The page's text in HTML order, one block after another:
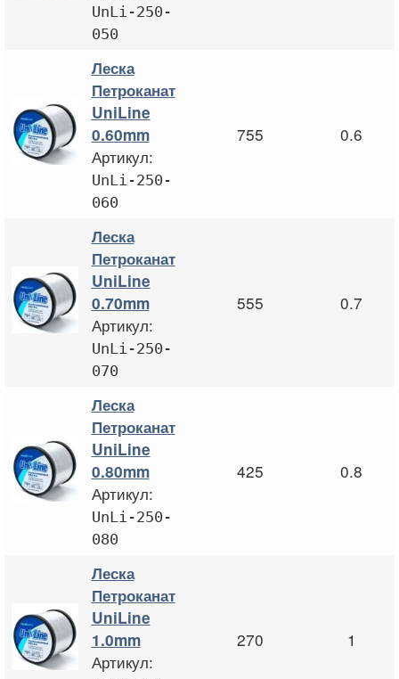
UnLi-250-
050
Леска
Петроканат
UniLine
0.60mm
Артикул:
UnLi-250-
060
755 0.6
Леска
Петроканат
UniLine
0.70mm
Артикул:
UnLi-250-
070
555 0.7
Леска
Петроканат
UniLine
0.80mm
Артикул:
UnLi-250-
080
425 0.8
Леска
Петроканат
UniLine
1.0mm
Артикул:
270 1